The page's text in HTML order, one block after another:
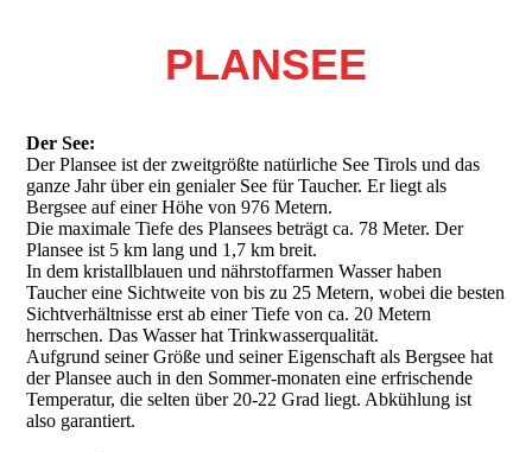
PLANSEE
Der See:
Der Plansee ist der zweitgrößte natürliche See Tirols und das
ganze Jahr über ein genialer See für Taucher. Er liegt als
Bergsee auf einer Höhe von 976 Metern.
Die maximale Tiefe des Plansees beträgt ca. 78 Meter. Der
Plansee ist 5 km lang und 1,7 km breit.
In dem kristallblauen und nährstoffarmen Wasser haben
Taucher eine Sichtweite von bis zu 25 Metern, wobei die besten
Sichtverhältnisse erst ab einer Tiefe von ca. 20 Metern
herrschen. Das Wasser hat Trinkwasserqualität.
Aufgrund seiner Größe und seiner Eigenschaft als Bergsee hat
der Plansee auch in den Sommer-monaten eine erfrischende
Temperatur, die selten über 20-22 Grad liegt. Abkühlung ist
also garantiert.